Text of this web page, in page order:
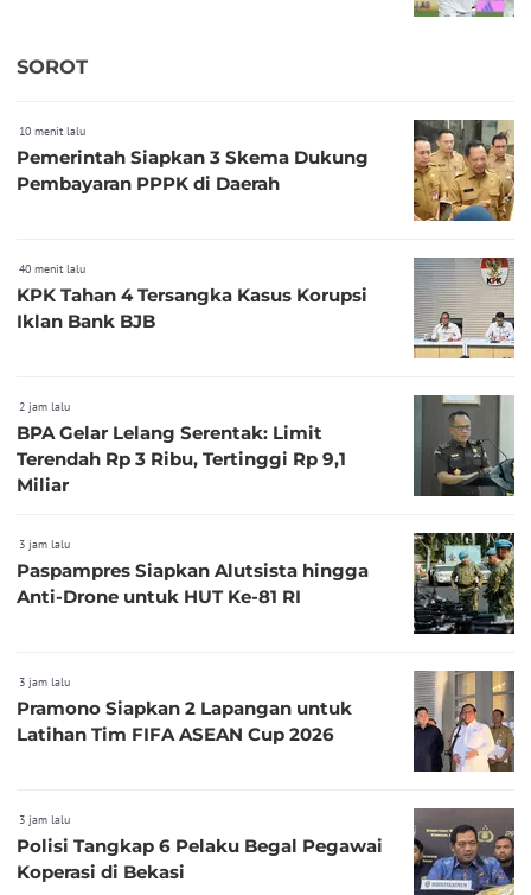
SOROT
10 menit lalu
Pemerintah Siapkan 3 Skema Dukung
Pembayaran PPPK di Daerah
40 menit lalu
KPK Tahan 4 Tersangka Kasus Korupsi
Iklan Bank BJB
2 jam lalu
BPA Gelar Lelang Serentak: Limit
Terendah Rp 3 Ribu, Tertinggi Rp 9,1
Miliar
3 jam lalu
Paspampres Siapkan Alutsista hingga
Anti-Drone untuk HUT Ke-81 RI
3 jam lalu
Pramono Siapkan 2 Lapangan untuk
Latihan Tim FIFA ASEAN Cup 2026
3 jam lalu
Polisi Tangkap 6 Pelaku Begal Pegawai
Koperasi di Bekasi